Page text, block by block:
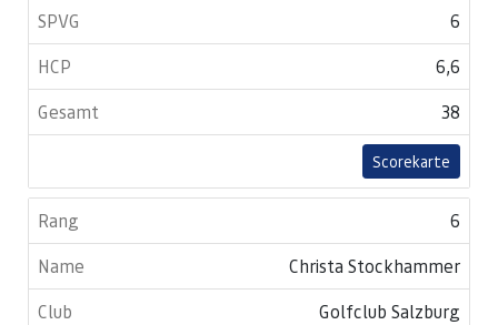
6
6,6
38
Scorekarte
6
Christa Stockhammer
Golfclub Salzburg